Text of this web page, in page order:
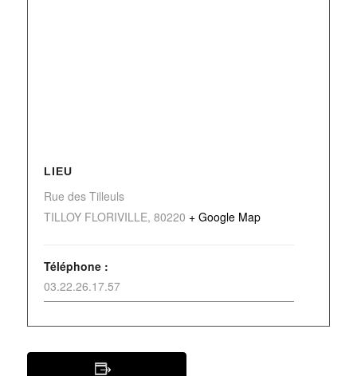
LIEU
Rue des Tilleuls
TILLOY FLORIVILLE, 80220 + Google Map
Téléphone :
03.22.26.17.57